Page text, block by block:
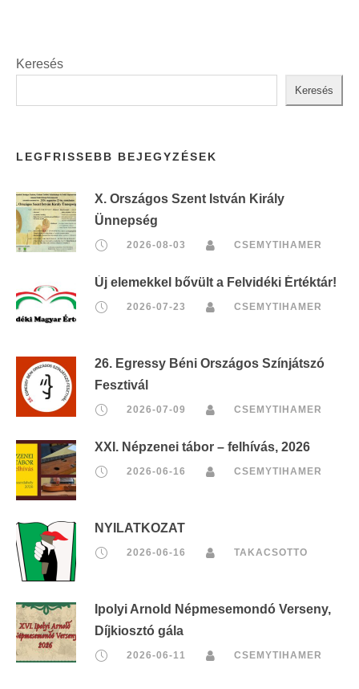
Keresés
Keresés
LEGFRISSEBB BEJEGYZÉSEK
X. Országos Szent István Király
Ünnepség
2026-08-03 CSEMYTIHAMER
Új elemekkel bővült a Felvidéki Értéktár!
2026-07-23 CSEMYTIHAMER
26. Egressy Béni Országos Színjátszó
Fesztivál
2026-07-09 CSEMYTIHAMER
XXI. Népzenei tábor – felhívás, 2026
2026-06-16 CSEMYTIHAMER
NYILATKOZAT
2026-06-16 TAKACSOTTO
Ipolyi Arnold Népmesemondó Verseny,
Díjkiosztó gála
2026-06-11 CSEMYTIHAMER